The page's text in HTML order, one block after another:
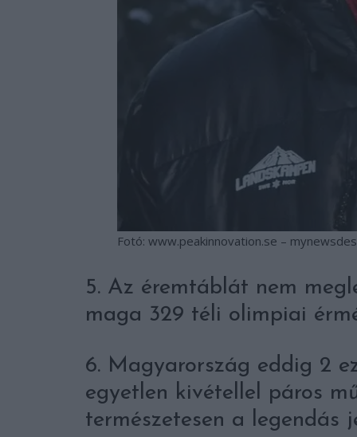
Fotó: www.peakinnovation.se –
5. Az éremtáblát nem
maga 329 téli olimpiai
6. Magyarország eddig 2
egyetlen kivétellel páros
természetesen a legendás